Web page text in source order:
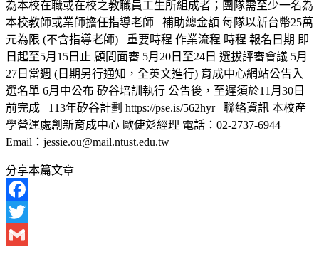
為本校在職或在校之教職員工生所組成者；團隊需至少一名為
本校教師或業師擔任指導老師 補助總金額 每隊以新台幣25萬
元為限 (不含指導老師) 重要時程 作業流程 時程 報名日期 即
日起至5月15日止 顧問面審 5月20日至24日 選拔評審會議 5月
27日當週 (日期另行通知，全英文進行) 育成中心網站公告入
選名單 6月中公布 矽谷培訓執行 公告後，至遲須於11月30日
前完成 113年矽谷計劃 https://pse.is/562hyr 聯絡資訊 本校產
學營運處創新育成中心 歐倢彣經理 電話：02-2737-6944
Email：jessie.ou@mail.ntust.edu.tw
分享本篇文章
Facebook
Twitter